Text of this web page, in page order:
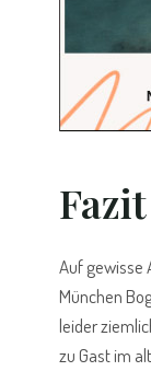
Fazit
Auf gewisse
München
leider
zu Gast im